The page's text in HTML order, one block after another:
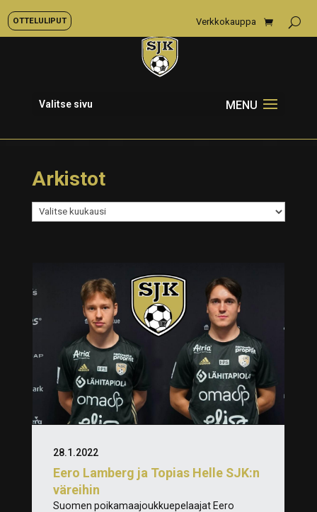
OTTELULIPUT Verkkokauppa
Valitse sivu
Arkistot
Arkistot
Eero Lamberg ja Topias Helle SJK:n
väreihin
28.1.2022
Suomen poikamaajoukkuepelaajat Eero